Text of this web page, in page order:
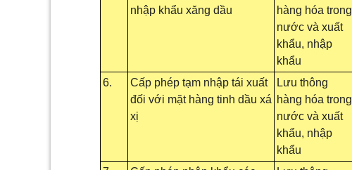
nhập khẩu xăng dầu
hàng hóa trong
nước và xuất
khẩu, nhập
khẩu
6.
Cấp phép tạm nhập tái xuất
đối với mặt hàng tinh dầu xá
xị
Lưu thông
hàng hóa trong
nước và xuất
khẩu, nhập
khẩu